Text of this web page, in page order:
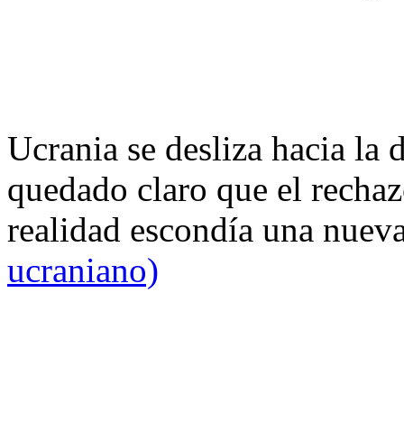
Ucrania se desliza hacia
quedado claro que el
realidad escondía una
ucraniano)